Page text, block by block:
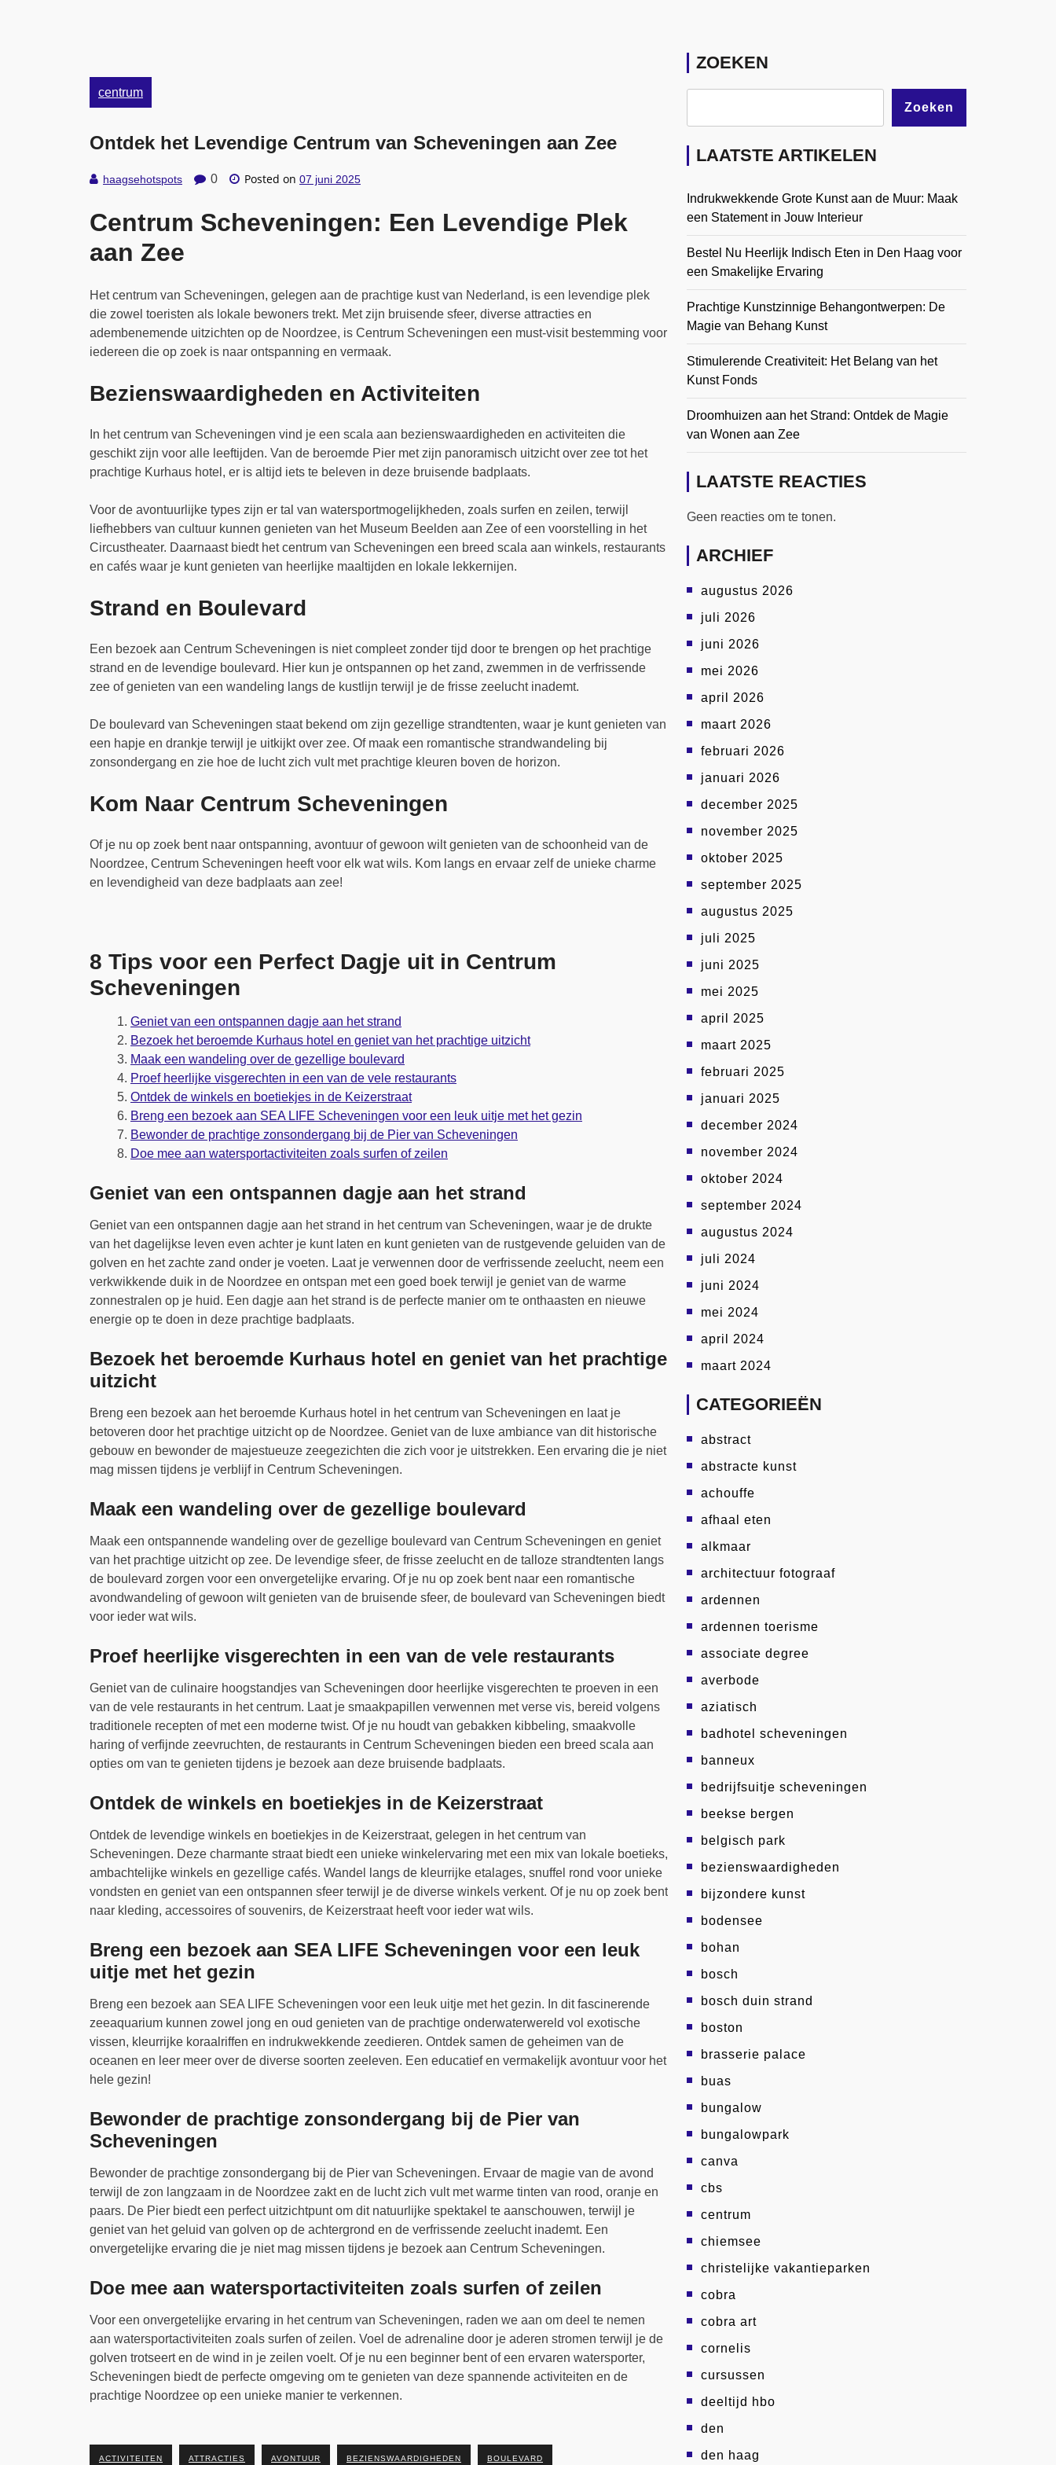
centrum
Ontdek het Levendige Centrum van Scheveningen aan Zee
haagsehotspots 0 Posted on 07 juni 2025
Centrum Scheveningen: Een Levendige Plek
aan Zee
Het centrum van Scheveningen, gelegen aan de prachtige kust van Nederland, is een levendige plek
die zowel toeristen als lokale bewoners trekt. Met zijn bruisende sfeer, diverse attracties en
adembenemende uitzichten op de Noordzee, is Centrum Scheveningen een must-visit bestemming voor
iedereen die op zoek is naar ontspanning en vermaak.
Bezienswaardigheden en Activiteiten
In het centrum van Scheveningen vind je een scala aan bezienswaardigheden en activiteiten die
geschikt zijn voor alle leeftijden. Van de beroemde Pier met zijn panoramisch uitzicht over zee tot het
prachtige Kurhaus hotel, er is altijd iets te beleven in deze bruisende badplaats.
Voor de avontuurlijke types zijn er tal van watersportmogelijkheden, zoals surfen en zeilen, terwijl
liefhebbers van cultuur kunnen genieten van het Museum Beelden aan Zee of een voorstelling in het
Circustheater. Daarnaast biedt het centrum van Scheveningen een breed scala aan winkels, restaurants
en cafés waar je kunt genieten van heerlijke maaltijden en lokale lekkernijen.
Strand en Boulevard
Een bezoek aan Centrum Scheveningen is niet compleet zonder tijd door te brengen op het prachtige
strand en de levendige boulevard. Hier kun je ontspannen op het zand, zwemmen in de verfrissende
zee of genieten van een wandeling langs de kustlijn terwijl je de frisse zeelucht inademt.
De boulevard van Scheveningen staat bekend om zijn gezellige strandtenten, waar je kunt genieten van
een hapje en drankje terwijl je uitkijkt over zee. Of maak een romantische strandwandeling bij
zonsondergang en zie hoe de lucht zich vult met prachtige kleuren boven de horizon.
Kom Naar Centrum Scheveningen
Of je nu op zoek bent naar ontspanning, avontuur of gewoon wilt genieten van de schoonheid van de
Noordzee, Centrum Scheveningen heeft voor elk wat wils. Kom langs en ervaar zelf de unieke charme
en levendigheid van deze badplaats aan zee!
8 Tips voor een Perfect Dagje uit in Centrum
Scheveningen
Geniet van een ontspannen dagje aan het strand
Bezoek het beroemde Kurhaus hotel en geniet van het prachtige uitzicht
Maak een wandeling over de gezellige boulevard
Proef heerlijke visgerechten in een van de vele restaurants
Ontdek de winkels en boetiekjes in de Keizerstraat
Breng een bezoek aan SEA LIFE Scheveningen voor een leuk uitje met het gezin
Bewonder de prachtige zonsondergang bij de Pier van Scheveningen
Doe mee aan watersportactiviteiten zoals surfen of zeilen
Geniet van een ontspannen dagje aan het strand
Geniet van een ontspannen dagje aan het strand in het centrum van Scheveningen, waar je de drukte
van het dagelijkse leven even achter je kunt laten en kunt genieten van de rustgevende geluiden van de
golven en het zachte zand onder je voeten. Laat je verwennen door de verfrissende zeelucht, neem een
verkwikkende duik in de Noordzee en ontspan met een goed boek terwijl je geniet van de warme
zonnestralen op je huid. Een dagje aan het strand is de perfecte manier om te onthaasten en nieuwe
energie op te doen in deze prachtige badplaats.
Bezoek het beroemde Kurhaus hotel en geniet van het prachtige
uitzicht
Breng een bezoek aan het beroemde Kurhaus hotel in het centrum van Scheveningen en laat je
betoveren door het prachtige uitzicht op de Noordzee. Geniet van de luxe ambiance van dit historische
gebouw en bewonder de majestueuze zeegezichten die zich voor je uitstrekken. Een ervaring die je niet
mag missen tijdens je verblijf in Centrum Scheveningen.
Maak een wandeling over de gezellige boulevard
Maak een ontspannende wandeling over de gezellige boulevard van Centrum Scheveningen en geniet
van het prachtige uitzicht op zee. De levendige sfeer, de frisse zeelucht en de talloze strandtenten langs
de boulevard zorgen voor een onvergetelijke ervaring. Of je nu op zoek bent naar een romantische
avondwandeling of gewoon wilt genieten van de bruisende sfeer, de boulevard van Scheveningen biedt
voor ieder wat wils.
Proef heerlijke visgerechten in een van de vele restaurants
Geniet van de culinaire hoogstandjes van Scheveningen door heerlijke visgerechten te proeven in een
van de vele restaurants in het centrum. Laat je smaakpapillen verwennen met verse vis, bereid volgens
traditionele recepten of met een moderne twist. Of je nu houdt van gebakken kibbeling, smaakvolle
haring of verfijnde zeevruchten, de restaurants in Centrum Scheveningen bieden een breed scala aan
opties om van te genieten tijdens je bezoek aan deze bruisende badplaats.
Ontdek de winkels en boetiekjes in de Keizerstraat
Ontdek de levendige winkels en boetiekjes in de Keizerstraat, gelegen in het centrum van
Scheveningen. Deze charmante straat biedt een unieke winkelervaring met een mix van lokale boetieks,
ambachtelijke winkels en gezellige cafés. Wandel langs de kleurrijke etalages, snuffel rond voor unieke
vondsten en geniet van een ontspannen sfeer terwijl je de diverse winkels verkent. Of je nu op zoek bent
naar kleding, accessoires of souvenirs, de Keizerstraat heeft voor ieder wat wils.
Breng een bezoek aan SEA LIFE Scheveningen voor een leuk
uitje met het gezin
Breng een bezoek aan SEA LIFE Scheveningen voor een leuk uitje met het gezin. In dit fascinerende
zeeaquarium kunnen zowel jong en oud genieten van de prachtige onderwaterwereld vol exotische
vissen, kleurrijke koraalriffen en indrukwekkende zeedieren. Ontdek samen de geheimen van de
oceanen en leer meer over de diverse soorten zeeleven. Een educatief en vermakelijk avontuur voor het
hele gezin!
Bewonder de prachtige zonsondergang bij de Pier van
Scheveningen
Bewonder de prachtige zonsondergang bij de Pier van Scheveningen. Ervaar de magie van de avond
terwijl de zon langzaam in de Noordzee zakt en de lucht zich vult met warme tinten van rood, oranje en
paars. De Pier biedt een perfect uitzichtpunt om dit natuurlijke spektakel te aanschouwen, terwijl je
geniet van het geluid van golven op de achtergrond en de verfrissende zeelucht inademt. Een
onvergetelijke ervaring die je niet mag missen tijdens je bezoek aan Centrum Scheveningen.
Doe mee aan watersportactiviteiten zoals surfen of zeilen
Voor een onvergetelijke ervaring in het centrum van Scheveningen, raden we aan om deel te nemen
aan watersportactiviteiten zoals surfen of zeilen. Voel de adrenaline door je aderen stromen terwijl je de
golven trotseert en de wind in je zeilen voelt. Of je nu een beginner bent of een ervaren watersporter,
Scheveningen biedt de perfecte omgeving om te genieten van deze spannende activiteiten en de
prachtige Noordzee op een unieke manier te verkennen.
ACTIVITEITEN ATTRACTIES AVONTUUR BEZIENSWAARDIGHEDEN BOULEVARD
ZOEKEN
Zoeken
LAATSTE ARTIKELEN
Indrukwekkende Grote Kunst aan de Muur: Maak
een Statement in Jouw Interieur
Bestel Nu Heerlijk Indisch Eten in Den Haag voor
een Smakelijke Ervaring
Prachtige Kunstzinnige Behangontwerpen: De
Magie van Behang Kunst
Stimulerende Creativiteit: Het Belang van het
Kunst Fonds
Droomhuizen aan het Strand: Ontdek de Magie
van Wonen aan Zee
LAATSTE REACTIES
Geen reacties om te tonen.
ARCHIEF
augustus 2026
juli 2026
juni 2026
mei 2026
april 2026
maart 2026
februari 2026
januari 2026
december 2025
november 2025
oktober 2025
september 2025
augustus 2025
juli 2025
juni 2025
mei 2025
april 2025
maart 2025
februari 2025
januari 2025
december 2024
november 2024
oktober 2024
september 2024
augustus 2024
juli 2024
juni 2024
mei 2024
april 2024
maart 2024
CATEGORIEËN
abstract
abstracte kunst
achouffe
afhaal eten
alkmaar
architectuur fotograaf
ardennen
ardennen toerisme
associate degree
averbode
aziatisch
badhotel scheveningen
banneux
bedrijfsuitje scheveningen
beekse bergen
belgisch park
bezienswaardigheden
bijzondere kunst
bodensee
bohan
bosch
bosch duin strand
boston
brasserie palace
buas
bungalow
bungalowpark
canva
cbs
centrum
chiemsee
christelijke vakantieparken
cobra
cobra art
cornelis
cursussen
deeltijd hbo
den
den haag